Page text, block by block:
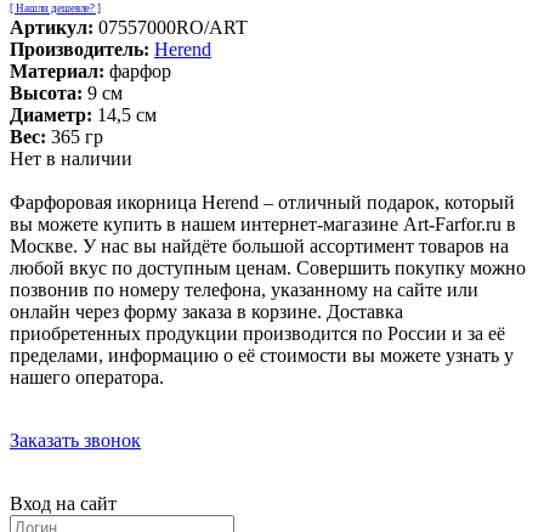
[ Нашли дешевле? ]
Артикул: 07557000RO/ART
Производитель: Herend
Материал: фарфор
Высота: 9 см
Диаметр: 14,5 см
Вес: 365 гр
Нет в наличии
Фарфоровая икорница Herend – отличный подарок, который
вы можете купить в нашем интернет-магазине Art-Farfor.ru в
Москве. У нас вы найдёте большой ассортимент товаров на
любой вкус по доступным ценам. Совершить покупку можно
позвонив по номеру телефона, указанному на сайте или
онлайн через форму заказа в корзине. Доставка
приобретенных продукции производится по России и за её
пределами, информацию о её стоимости вы можете узнать у
нашего оператора.
Заказать звонок
Вход на сайт